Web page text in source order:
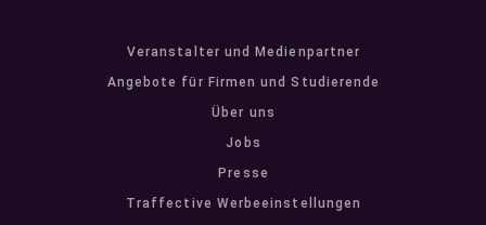
Veranstalter und Medienpartner
Angebote für Firmen und Studierende
Über uns
Jobs
Presse
Traffective Werbeeinstellungen